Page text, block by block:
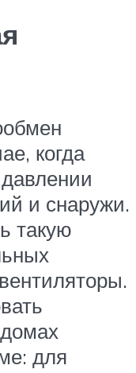
когда
и снаружи.
такую
для